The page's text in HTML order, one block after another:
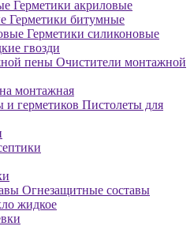
Герметики акриловые
Герметики битумные
Герметики силиконовые
гвозди
Очистители монтажной
монтажная
Пистолеты для
Огнезащитные составы
жидкое